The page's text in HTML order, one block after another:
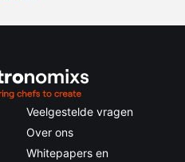
Veelgestelde vragen
Over ons
Whitepapers en